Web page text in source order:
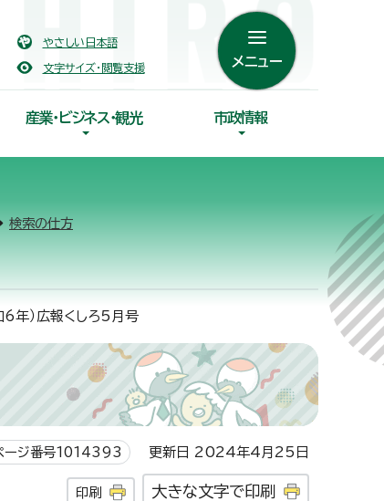
やさしい日本語
文字サイズ・閲覧支援 メニュー
産業・ビジネス・観光 市政情報
検索の仕方
年）広報くしろ5月号
ージ番号1014393 更新日 2024年4月25日
印刷 大きな文字で印刷